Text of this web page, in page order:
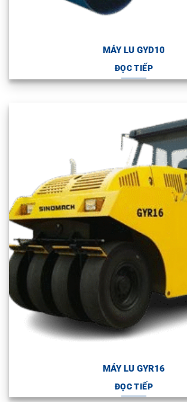
MÁY LU GYD10
ĐỌC TIẾP
MÁY LU GYR16
ĐỌC TIẾP